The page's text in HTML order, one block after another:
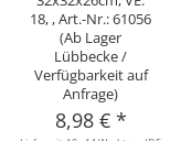
18, , Art.-Nr.: 61056
(Ab Lager
Lübbecke /
Verfügbarkeit auf
Anfrage)
8,98 € *